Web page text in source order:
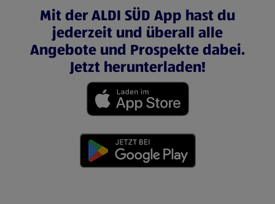
Mit der ALDI SÜD App hast du
jederzeit und überall alle
Angebote und Prospekte dabei.
Jetzt herunterladen!